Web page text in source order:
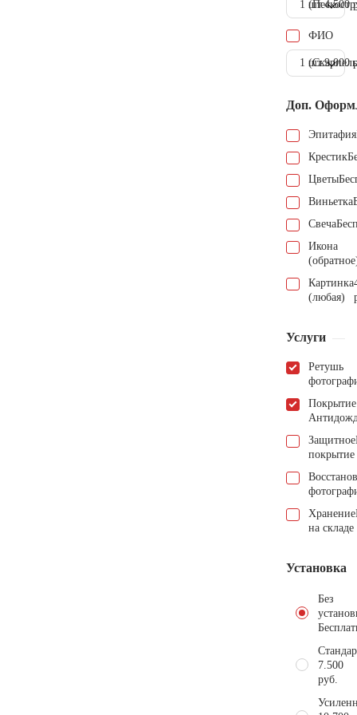
1 шт.4.500
ФИО
1 шт.9.000
Доп.
Эпитафия
Крестик
Цветы
Виньетка
Свеча
Икона
Картинка
(любая)
Услуги
Ретушь
Покрытие
Защитное
покрытие
Хранение
на складе
Установка
Без
7.500
руб.